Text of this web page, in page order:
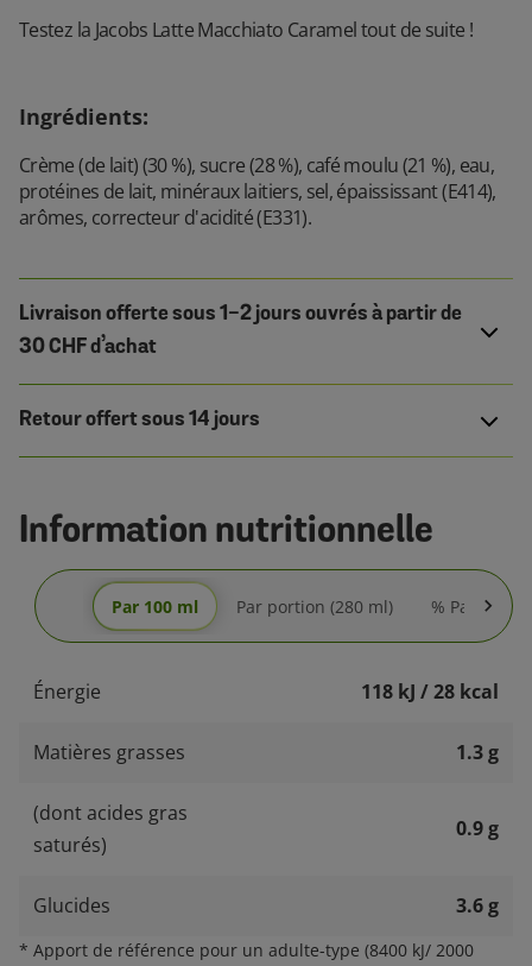
Testez la Jacobs Latte Macchiato Caramel tout de suite !
Ingrédients:
Crème (de lait) (30 %), sucre (28 %), café moulu (21 %), eau,
protéines de lait, minéraux laitiers, sel, épaississant (E414),
arômes, correcteur d'acidité (E331).
Livraison offerte sous 1-2 jours ouvrés à partir de
30 CHF d’achat
Retour offert sous 14 jours
Information nutritionnelle
Par 100 ml Par portion (280 ml) % Par
Énergie 118 kJ / 28 kcal
Matières grasses 1.3 g
(dont acides gras
saturés)
0.9 g
Glucides 3.6 g
* Apport de référence pour un adulte-type (8400 kJ/ 2000